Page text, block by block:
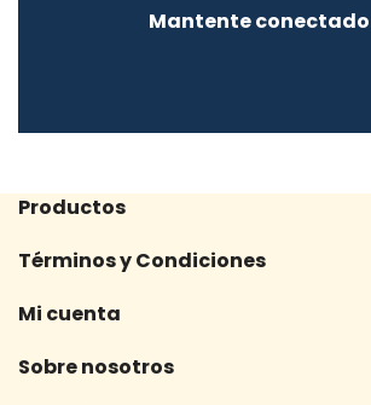
Mantente conectado
Productos
Términos y Condiciones
Mi cuenta
Sobre nosotros